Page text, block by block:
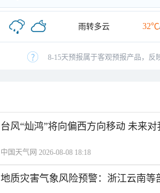
雨转多云 32℃
8-15天预报属于客观预报产品，反
台风“灿鸿”将向偏西方向移动 未来对
中国天气网 2026-08-08 18:18
地质灾害气象风险预警：浙江云南等